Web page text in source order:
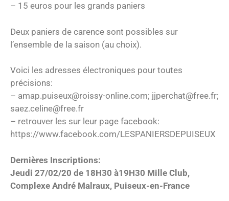
– 15 euros pour les grands paniers
Deux paniers de carence sont possibles sur
l’ensemble de la saison (au choix).
Voici les adresses électroniques pour toutes
précisions:
– amap.puiseux@roissy-online.com; jjperchat@free.fr;
saez.celine@free.fr
– retrouver les sur leur page facebook:
https://www.facebook.com/LESPANIERSDEPUISEUX
Dernières Inscriptions:
Jeudi 27/02/20 de 18H30 à19H30 Mille Club,
Complexe André Malraux, Puiseux-en-France